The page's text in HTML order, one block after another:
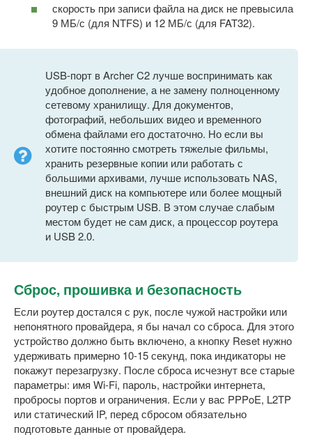
скорость при записи файла на диск не превысила
9 МБ/с (для NTFS) и 12 МБ/с (для FAT32).
USB-порт в Archer C2 лучше воспринимать как
удобное дополнение, а не замену полноценному
сетевому хранилищу. Для документов,
фотографий, небольших видео и временного
обмена файлами его достаточно. Но если вы
хотите постоянно смотреть тяжелые фильмы,
хранить резервные копии или работать с
большими архивами, лучше использовать NAS,
внешний диск на компьютере или более мощный
роутер с быстрым USB. В этом случае слабым
местом будет не сам диск, а процессор роутера
и USB 2.0.
Сброс, прошивка и безопасность
Если роутер достался с рук, после чужой настройки или
непонятного провайдера, я бы начал со сброса. Для этого
устройство должно быть включено, а кнопку Reset нужно
удерживать примерно 10-15 секунд, пока индикаторы не
покажут перезагрузку. После сброса исчезнут все старые
параметры: имя Wi-Fi, пароль, настройки интернета,
пробросы портов и ограничения. Если у вас PPPoE, L2TP
или статический IP, перед сбросом обязательно
подготовьте данные от провайдера.